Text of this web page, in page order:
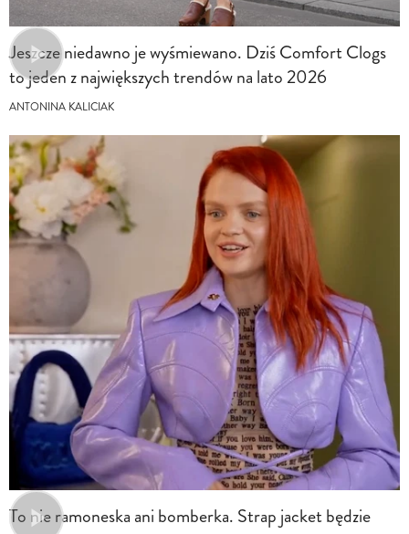
Jeszcze niedawno je wyśmiewano. Dziś Comfort Clogs
to jeden z największych trendów na lato 2026
ANTONINA KALICIAK
To nie ramoneska ani bomberka. Strap jacket będzie